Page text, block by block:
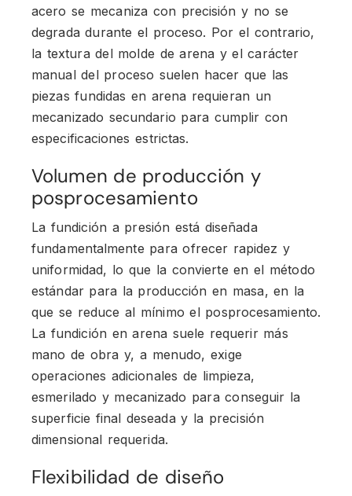
acero se mecaniza con precisión y no se
degrada durante el proceso. Por el contrario,
la textura del molde de arena y el carácter
manual del proceso suelen hacer que las
piezas fundidas en arena requieran un
mecanizado secundario para cumplir con
especificaciones estrictas.
Volumen de producción y
posprocesamiento
La fundición a presión está diseñada
fundamentalmente para ofrecer rapidez y
uniformidad, lo que la convierte en el método
estándar para la producción en masa, en la
que se reduce al mínimo el posprocesamiento.
La fundición en arena suele requerir más
mano de obra y, a menudo, exige
operaciones adicionales de limpieza,
esmerilado y mecanizado para conseguir la
superficie final deseada y la precisión
dimensional requerida.
Flexibilidad de diseño